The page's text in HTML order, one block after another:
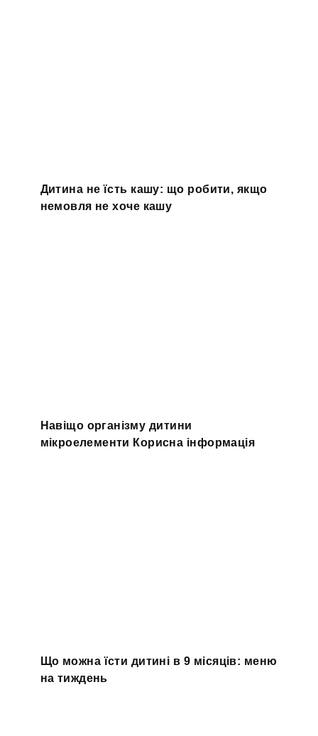
Дитина не їсть кашу: що робити, якщо
немовля не хоче кашу
Навіщо організму дитини
мікроелементи Корисна інформація
Що можна їсти дитині в 9 місяців: меню
на тиждень